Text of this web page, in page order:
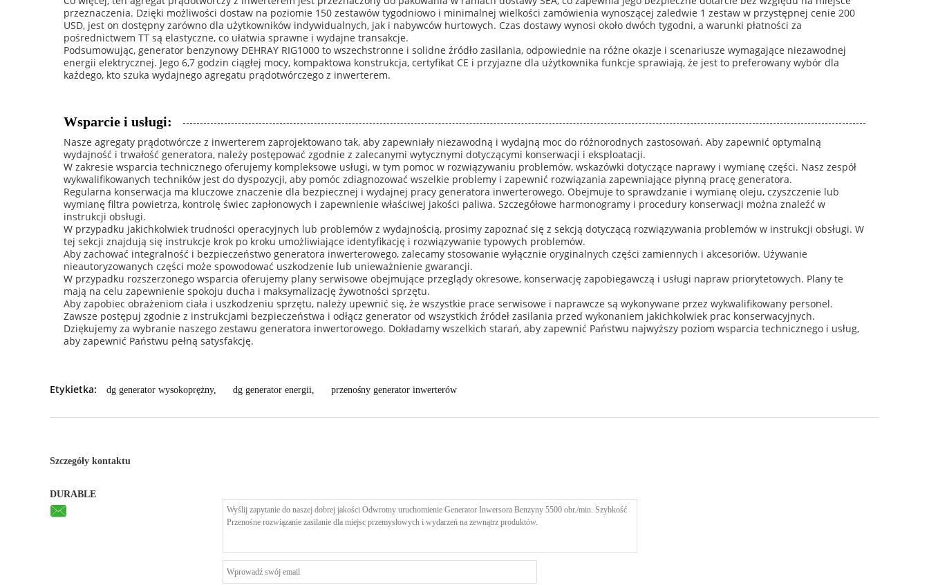
przeznaczenia. Dzięki możliwości dostaw na poziomie 150 zestawów tygodniowo i minimalnej wielkości zamówienia wynoszącej zaledwie 1 zestaw w przystępnej cenie 200
USD, jest on dostępny zarówno dla użytkowników indywidualnych, jak i nabywców hurtowych. Czas dostawy wynosi około dwóch tygodni, a warunki płatności za
pośrednictwem TT są elastyczne, co ułatwia sprawne i wydajne transakcje.
Podsumowując, generator benzynowy DEHRAY RIG1000 to wszechstronne i solidne źródło zasilania, odpowiednie na różne okazje i scenariusze wymagające niezawodnej
energii elektrycznej. Jego 6,7 godzin ciągłej mocy, kompaktowa konstrukcja, certyfikat CE i przyjazne dla użytkownika funkcje sprawiają, że jest to preferowany wybór dla
każdego, kto szuka wydajnego agregatu prądotwórczego z inwerterem.
Wsparcie i usługi:
Nasze agregaty prądotwórcze z inwerterem zaprojektowano tak, aby zapewniały niezawodną i wydajną moc do różnorodnych zastosowań. Aby zapewnić optymalną
wydajność i trwałość generatora, należy postępować zgodnie z zalecanymi wytycznymi dotyczącymi konserwacji i eksploatacji.
W zakresie wsparcia technicznego oferujemy kompleksowe usługi, w tym pomoc w rozwiązywaniu problemów, wskazówki dotyczące naprawy i wymianę części. Nasz zespół
wykwalifikowanych techników jest do dyspozycji, aby pomóc zdiagnozować wszelkie problemy i zapewnić rozwiązania zapewniające płynną pracę generatora.
Regularna konserwacja ma kluczowe znaczenie dla bezpiecznej i wydajnej pracy generatora inwerterowego. Obejmuje to sprawdzanie i wymianę oleju, czyszczenie lub
wymianę filtra powietrza, kontrolę świec zapłonowych i zapewnienie właściwej jakości paliwa. Szczegółowe harmonogramy i procedury konserwacji można znaleźć w
instrukcji obsługi.
W przypadku jakichkolwiek trudności operacyjnych lub problemów z wydajnością, prosimy zapoznać się z sekcją dotyczącą rozwiązywania problemów w instrukcji obsługi. W
tej sekcji znajdują się instrukcje krok po kroku umożliwiające identyfikację i rozwiązywanie typowych problemów.
Aby zachować integralność i bezpieczeństwo generatora inwerterowego, zalecamy stosowanie wyłącznie oryginalnych części zamiennych i akcesoriów. Używanie
nieautoryzowanych części może spowodować uszkodzenie lub unieważnienie gwarancji.
W przypadku rozszerzonego wsparcia oferujemy plany serwisowe obejmujące przeglądy okresowe, konserwację zapobiegawczą i usługi napraw priorytetowych. Plany te
mają na celu zapewnienie spokoju ducha i maksymalizację żywotności sprzętu.
Aby zapobiec obrażeniom ciała i uszkodzeniu sprzętu, należy upewnić się, że wszystkie prace serwisowe i naprawcze są wykonywane przez wykwalifikowany personel.
Zawsze postępuj zgodnie z instrukcjami bezpieczeństwa i odłącz generator od wszystkich źródeł zasilania przed wykonaniem jakichkolwiek prac konserwacyjnych.
Dziękujemy za wybranie naszego zestawu generatora inwertorowego. Dokładamy wszelkich starań, aby zapewnić Państwu najwyższy poziom wsparcia technicznego i usług,
aby zapewnić Państwu pełną satysfakcję.
Etykietka: dg generator wysokoprężny, dg generator energii, przenośny generator inwerterów
Szczegóły kontaktu
DURABLE